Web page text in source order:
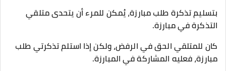
بتسليم تذكرة طلب مبارزة، يُمكن للمرء أن يتحدى متلقي
التذكرة في مبارزة.
كان للمتلقي الحق في الرفض، ولكن إذا استلم تذكرتي طلب
مبارزة، فعليه المشاركة في المبارزة.